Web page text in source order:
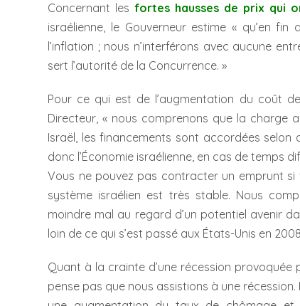
Concernant lesfortes hausses de prix qui
israélienne, le Gouverneur estime « qu’en
l’inflation ; nous n’interférons avec aucune
sert l’autorité de la Concurrence. »
Pour ce qui est de l’augmentation du coût
Directeur, « nous comprenons que la charge
Israël, les financements sont accordées
donc l’Économie israélienne, en cas de temps
Vous ne pouvez pas contracter un emprunt
système israélien est très stable. Nous
moindre mal au regard d’un potentiel avenir
loin de ce qui s’est passé aux États-Unis en
Quant à la crainte d’une récession provoquée
pense pas que nous assistions à une